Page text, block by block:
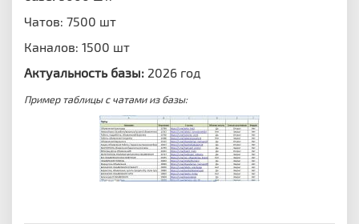
Чатов: 7500 шт
Каналов: 1500 шт
Актуальность базы: 2026 год
Пример таблицы с чатами из базы: